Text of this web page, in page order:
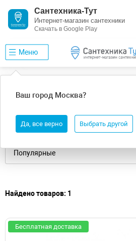
Сантехника-Тут
Интернет-магазин сантехники
Скачать в Google Play
Меню
Ваш город Москва?
Да, все верно Выбрать другой
универсальная ванны
Применить фильтры
Найдено товаров: 1
Бесплатная доставка